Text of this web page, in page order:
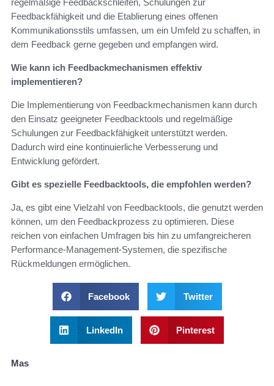
Feedbackfähigkeit und die Etablierung eines offenen
Kommunikationsstils umfassen, um ein Umfeld zu schaffen, in
dem Feedback gerne gegeben und empfangen wird.
Wie kann ich Feedbackmechanismen effektiv
implementieren?
Die Implementierung von Feedbackmechanismen kann durch
den Einsatz geeigneter Feedbacktools und regelmäßige
Schulungen zur Feedbackfähigkeit unterstützt werden.
Dadurch wird eine kontinuierliche Verbesserung und
Entwicklung gefördert.
Gibt es spezielle Feedbacktools, die empfohlen werden?
Ja, es gibt eine Vielzahl von Feedbacktools, die genutzt werden
können, um den Feedbackprozess zu optimieren. Diese
reichen von einfachen Umfragen bis hin zu umfangreicheren
Performance-Management-Systemen, die spezifische
Rückmeldungen ermöglichen.
Facebook Twitter
LinkedIn Pinterest
Mas